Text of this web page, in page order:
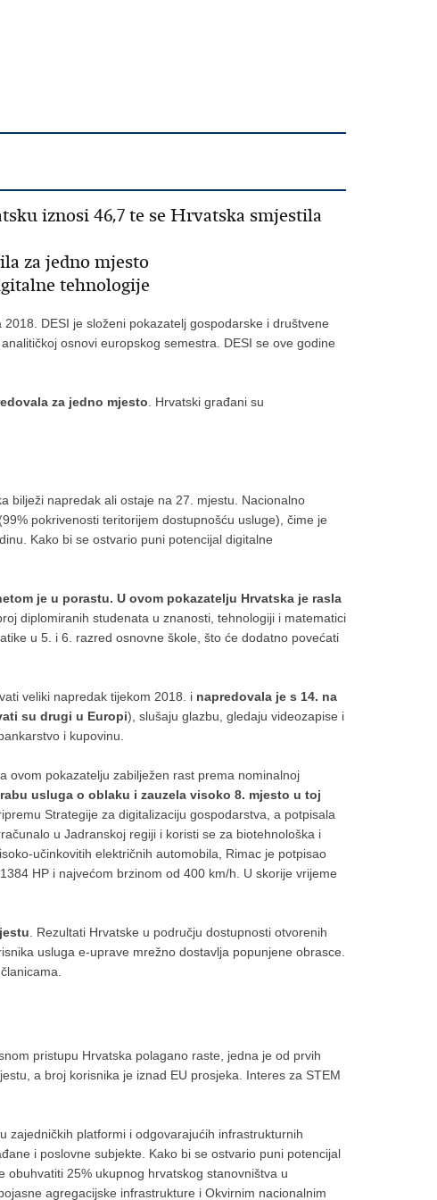
iznosi 46,7 te se Hrvatska smjestila
za jedno mjesto
tehnologije
DESI je složeni pokazatelj gospodarske i društvene
osnovi europskog semestra. DESI se ove godine
za jedno mjesto . Hrvatski građani su
bilježi napredak ali ostaje na 27. mjestu. Nacionalno
pokrivenosti teritorijem dostupnošću usluge), čime je
Kako bi se ostvario puni potencijal digitalne
je u porastu. U ovom pokazatelju Hrvatska je rasla
diplomiranih studenata u znanosti, tehnologiji i matematici
u 5. i 6. razred osnovne škole, što će dodatno povećati
veliki napredak tijekom 2018. i napredovala je s 14. na
su drugi u Europi), slušaju glazbu, gledaju videozapise i
i kupovinu.
ovom pokazatelju zabilježen rast prema nominalnoj
usluga o oblaku i zauzela visoko 8. mjesto u toj
Strategije za digitalizaciju gospodarstva, a potpisala
u Jadranskoj regiji i koristi se za biotehnološka i
učinkovitih električnih automobila, Rimac je potpisao
HP i najvećom brzinom od 400 km/h. U skorije vrijeme
. Rezultati Hrvatske u području dostupnosti otvorenih
usluga e-uprave mrežno dostavlja popunjene obrasce.
pristupu Hrvatska polagano raste, jedna je od prvih
a broj korisnika je iznad EU prosjeka. Interes za STEM
zajedničkih platformi i odgovarajućih infrastrukturnih
i poslovne subjekte. Kako bi se ostvario puni potencijal
25% ukupnog hrvatskog stanovništva u
agregacijske infrastrukture i Okvirnim nacionalnim